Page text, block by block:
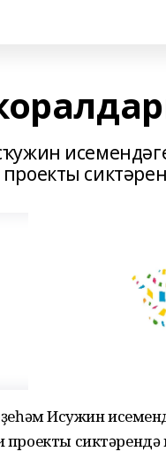
Исҡужин
проекты